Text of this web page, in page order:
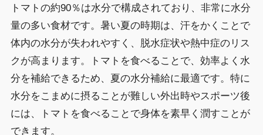
トマトの約90％は水分で構成されており、非常に水分
量の多い食材です。暑い夏の時期は、汗をかくことで
体内の水分が失われやすく、脱水症状や熱中症のリス
クが高まります。トマトを食べることで、効率よく水
分を補給できるため、夏の水分補給に最適です。特に
水分をこまめに摂ることが難しい外出時やスポーツ後
には、トマトを食べることで身体を素早く潤すことが
できます。